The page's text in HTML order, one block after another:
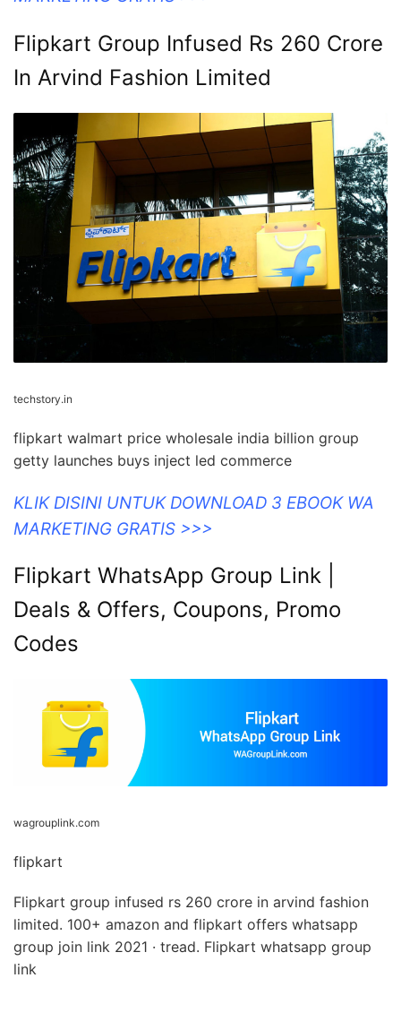
Flipkart Group Infused Rs 260 Crore
In Arvind Fashion Limited
techstory.in
flipkart walmart price wholesale india billion group
getty launches buys inject led commerce
KLIK DISINI UNTUK DOWNLOAD 3 EBOOK WA
MARKETING GRATIS >>>
Flipkart WhatsApp Group Link |
Deals & Offers, Coupons, Promo
Codes
wagrouplink.com
flipkart
Flipkart group infused rs 260 crore in arvind fashion
limited. 100+ amazon and flipkart offers whatsapp
group join link 2021 · tread. Flipkart whatsapp group
link